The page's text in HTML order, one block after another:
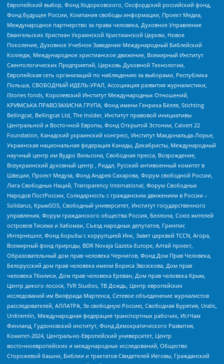
Европейский выбор, Фонд Ходорковского, Оксфордский российский фонд,
Фонд Будущее России, Компания свободы информации, Проект Медиа,
Международное партнерство за права человека, Духовное Управление
Евангельских Христиан Украинской Христианской Церкви, Новое
Поколение, Духовное Учебное Заведение Международный Библейский
Колледж, Международное христианское движение, Всемирный Институт
Саентологических Предприятий, Церковь Духовной Технологии,
Европейская сеть организаций по наблюдению за выборами, Республика
Польша, СВОБОДНЫЙ ИДЕЛЬ-УРАЛ, Ассоциация развития журналистики,
IStories fonds, Королевский Институт Международных Отношений,
КРИМСЬКА ПРАВОЗАХИСНА ГРУПА, Фонд имени Генриха Бёлля, Stichting
Bellingcat, Bellingcat Ltd, The Insider, Институт правовой инициативы
Центральной и Восточной Европы, Фонд Открытой Эстонии, Calvert 22
Foundation, Канадский украинский конгресс, Институт Макдональда-Лорье,
Украинская национальная федерация Канады, Декабристы, Международный
научный центр им Вудро Вильсона, Свободная пресса, Возрождение,
Всеукраинский духовный центр , Риддл, Русский антивоенный комитет в
Швеции, Проект Медуза, Фонд Андрея Сахарова, Форум свободной России,
Лига Свободных Наций, Transparеncy International, Форум Свободных
Народов ПостРоссии, Солидарность с гражданским движением в России –
Solidarus, КрымSOS, Свободный университет, Институт государственного
управления, Форум гражданского общества Россия, Беллона, Союз жителей
островов Тисима и Хабомаи, Съезд народных депутатов, Гринпис
Интернешнл, Фонд борьбы с коррупцией Инк, Завет церквей TCCN, Агора,
Всемирный фонд природы, BDR Novaja Gazeta-Europe, Алтай проект,
Образовательный дом прав человека Чернигов, Фонд Дом Прав Человека,
Белорусский дом прав человека имени Бориса Звозскова, Дом прав
человека Тбилиси, Дом прав человека Ереван, Дом прав человека Крым,
Центр дикого лосося, TVR Studios, ТВ Дождь, Центр европейских
исследований им Вилфрида Мартенса, Сетевое объединение журналистов
расследователей, АЛЛАТРА, За свободную Россию, Свободная Бурятия, Uralic,
UnKremlin, Международная федерация транспортных рабочих, ИстЧам
Финланд, Гудзоновский институт, Фонд Демократического Развития,
Комитет-2024, Центрально-Европейский университет, Центр
восточноевропейских и международных исследований, Общество
Сторожевой башни, Библии и трактатов Свидетелей Иеговы, Гражданский